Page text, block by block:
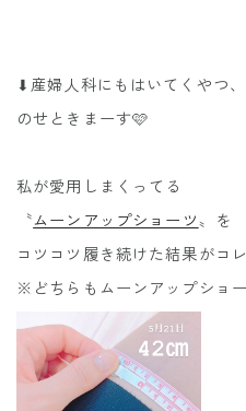
⬇︎産婦人科にもはいてくやつ、
のせときまーす🩷
私が愛用しまくってる
〝ムーンアップショーツ〟を
コツコツ履き続けた結果がコ
※どちらもムーンアップショ